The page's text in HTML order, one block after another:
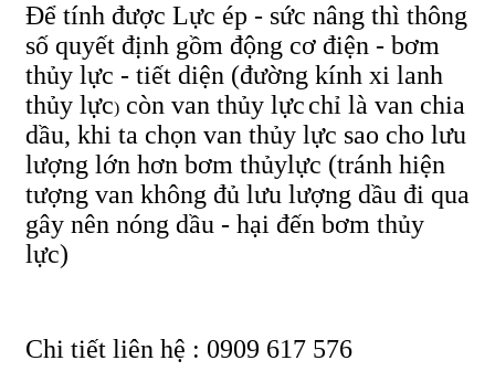
Để tính được Lực ép - sức nâng thì thông
số quyết định gồm động cơ điện - bơm
thủy lực - tiết diện (đường kính xi lanh
thủy lực) còn van thủy lựcchỉ là van chia
dầu, khi ta chọn van thủy lực sao cho lưu
lượng lớn hơn bơm thủylực (tránh hiện
tượng van không đủ lưu lượng dầu đi qua
gây nên nóng dầu - hại đến bơm thủy
lực)
Chi tiết liên hệ : 0909 617 576